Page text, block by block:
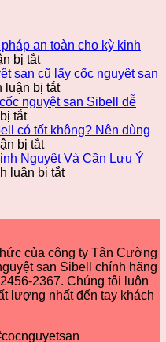
an toàn cho kỳ kinh
bị tắtở
Cốc
nguyệt
san
gì?
Giải
pháp
an
san cũ lấy cốc nguyệt san
luận bị tắtở
Chương
đổi
nguyệt
san
Sibell
mới
nguyệt san Sibell dễ
tắtở
Hướng
dẫn
cách
sử
dễ
nhất
có tốt không? Nên dùng
bị tắtở
Review
cốc
không?
Nên
dùng
không?
Nguyệt Và Cần Lưu Ý
luận bị tắtở
Có
Kinh
Nguyệt
Và
của công ty Tân Cường
san Sibell chính hãng
2367. Chúng tôi luôn
lượng nhất đến tay khách